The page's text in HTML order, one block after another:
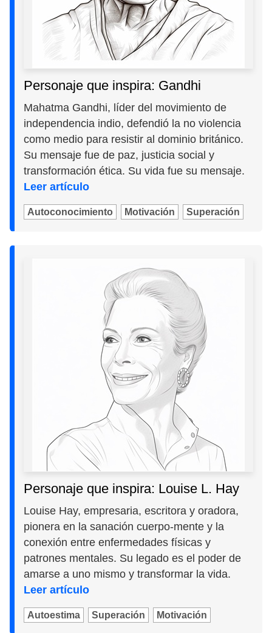
Personaje que inspira: Gandhi
Mahatma Gandhi, líder del movimiento de
independencia indio, defendió la no violencia
como medio para resistir al dominio británico.
Su mensaje fue de paz, justicia social y
transformación ética. Su vida fue su mensaje.
Leer artículo
Autoconocimiento Motivación Superación
Personaje que inspira: Louise L. Hay
Louise Hay, empresaria, escritora y oradora,
pionera en la sanación cuerpo-mente y la
conexión entre enfermedades físicas y
patrones mentales. Su legado es el poder de
amarse a uno mismo y transformar la vida.
Leer artículo
Autoestima Superación Motivación